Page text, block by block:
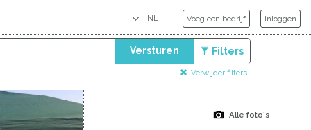
Voeg een bedrijf Inloggen
Versturen Filters
Verwijder filters
Alle foto's